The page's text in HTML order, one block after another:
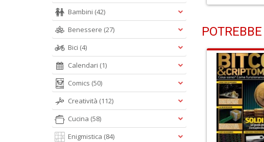
Bambini (42)
Benessere (27)
Bici (4)
Calendari (1)
Comics (50)
Creatività (112)
Cucina (58)
Enigmistica (84)